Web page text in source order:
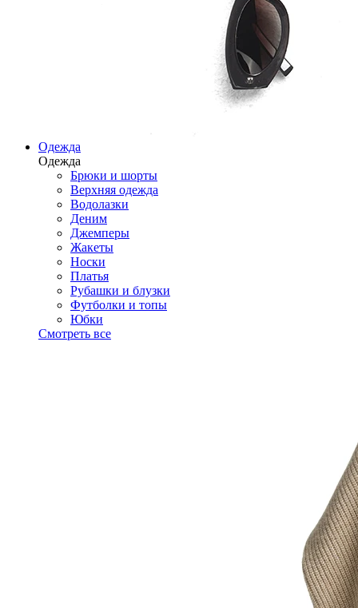
Одежда
Одежда
Брюки и шорты
Верхняя одежда
Водолазки
Деним
Джемперы
Жакеты
Носки
Платья
Рубашки и блузки
Футболки и топы
Юбки
Смотреть все